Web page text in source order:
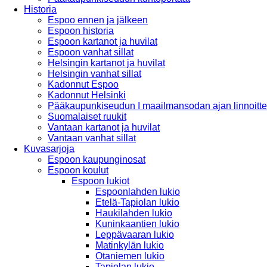
Historia
Espoo ennen ja jälkeen
Espoon historia
Espoon kartanot ja huvilat
Espoon vanhat sillat
Helsingin kartanot ja huvilat
Helsingin vanhat sillat
Kadonnut Espoo
Kadonnut Helsinki
Pääkaupunkiseudun I maailmansodan ajan
Suomalaiset ruukit
Vantaan kartanot ja huvilat
Vantaan vanhat sillat
Kuvasarjoja
Espoon kaupunginosat
Espoon koulut
Espoon lukiot
Espoonlahden lukio
Etelä-Tapiolan lukio
Haukilahden lukio
Kuninkaantien lukio
Leppävaaran lukio
Matinkylän lukio
Otaniemen lukio